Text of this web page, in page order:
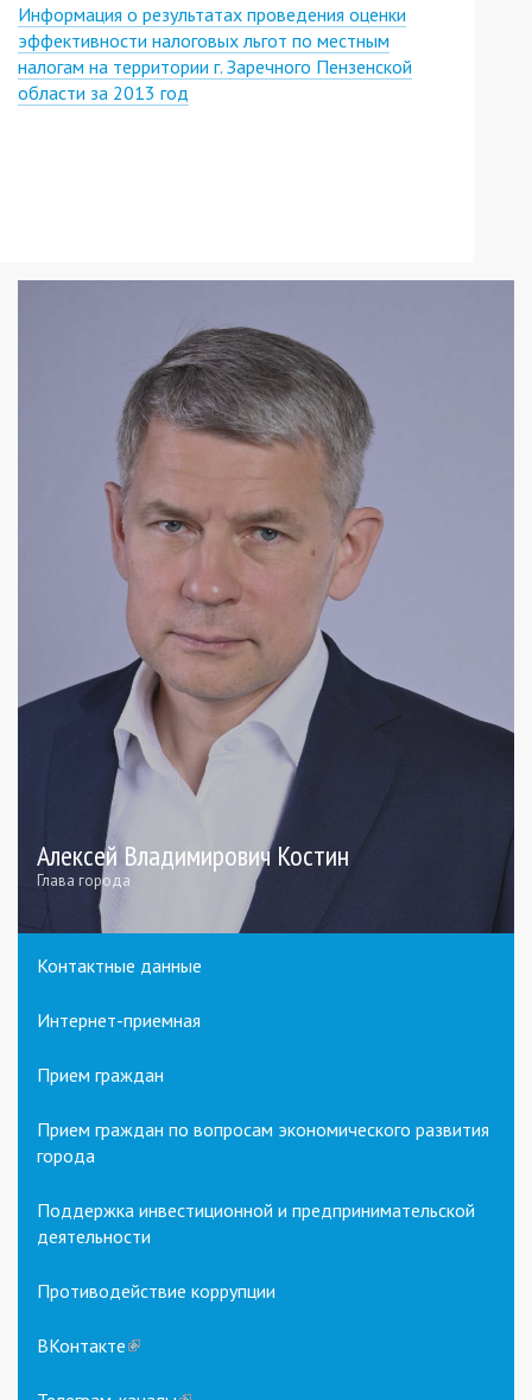
Информация о результатах проведения оценки
эффективности налоговых льгот по местным
налогам на территории г. Заречного Пензенской
области за 2013 год
Алексей Владимирович Костин
Глава города
Контактные данные
Интернет-приемная
Прием граждан
Прием граждан по вопросам экономического развития
города
Поддержка инвестиционной и предпринимательской
деятельности
Противодействие коррупции
ВКонтакте(link